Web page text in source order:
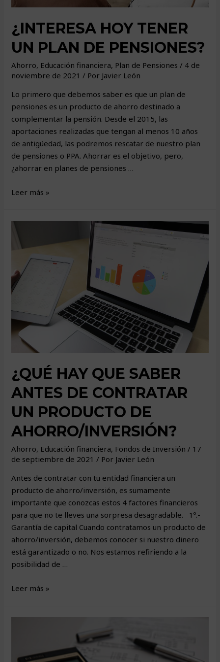
¿INTERESA HOY TENER
UN PLAN DE PENSIONES?
Ahorro, Educación financiera, Plan de Pensiones / 4 de
noviembre de 2021 / Por Javier León
Lo primero que debemos saber es que un plan de
pensiones es un producto de ahorro destinado a
complementar la pensión. Desde el 2015, las
aportaciones realizadas que tengan al menos 10 años
de antigüedad, las podremos rescatar de nuestro plan
de pensiones o PPA. Ahorrar es el objetivo, pero,
¿ahorrar en planes de pensiones …
¿Interesa
un
Plan
Pensiones?
Leer más »
¿QUÉ HAY QUE SABER
ANTES DE CONTRATAR
UN PRODUCTO DE
AHORRO/INVERSIÓN?
Ahorro, Educación financiera, Fondos de Inversión / 17
de septiembre de 2021 / Por Javier León
Antes de contratar con tu entidad financiera un
producto de ahorro/inversión, es sumamente
importante que conozcas estos 4 factores financieros
para que no te lleves una sorpresa desagradable. 1º.-
Garantía de capital Cuando contratamos un producto de
ahorro/inversión, debemos conocer si nuestro dinero
está garantizado o no. Nos estamos refiriendo a la
posibilidad de …
¿Qué
Leer más »